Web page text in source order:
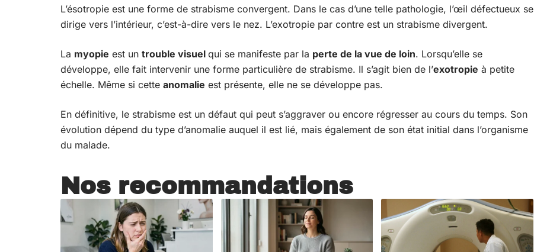
L’ésotropie est une forme de strabisme convergent. Dans le cas d’une telle pathologie, l’œil défectueux se
dirige vers l’intérieur, c’est-à-dire vers le nez. L’exotropie par contre est un strabisme divergent.
La myopie est un trouble visuel qui se manifeste par la perte de la vue de loin. Lorsqu’elle se
développe, elle fait intervenir une forme particulière de strabisme. Il s’agit bien de l’exotropie à petite
échelle. Même si cette anomalie est présente, elle ne se développe pas.
En définitive, le strabisme est un défaut qui peut s’aggraver ou encore régresser au cours du temps. Son
évolution dépend du type d’anomalie auquel il est lié, mais également de son état initial dans l’organisme
du malade.
Nos recommandations